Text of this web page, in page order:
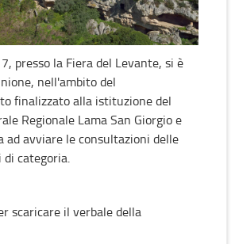
presso la Fiera del Levante, si è
nell'ambito del
finalizzato alla istituzione del
Regionale Lama San Giorgio e
ad avviare le consultazioni delle
di categoria.
scaricare il verbale della